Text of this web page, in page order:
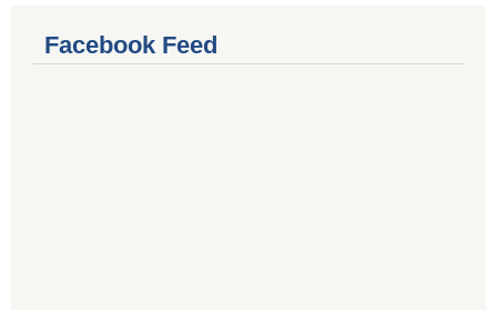
Facebook Feed